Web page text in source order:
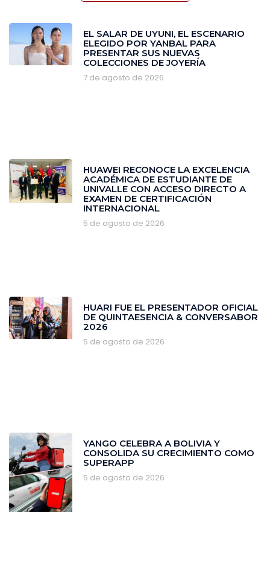
EL SALAR DE UYUNI, EL ESCENARIO
ELEGIDO POR YANBAL PARA
PRESENTAR SUS NUEVAS
COLECCIONES DE JOYERÍA
7 de agosto de 2026
HUAWEI RECONOCE LA EXCELENCIA
ACADÉMICA DE ESTUDIANTE DE
UNIVALLE CON ACCESO DIRECTO A
EXAMEN DE CERTIFICACIÓN
INTERNACIONAL
5 de agosto de 2026
HUARI FUE EL PRESENTADOR OFICIAL
DE QUINTAESENCIA & CONVERSABOR
2026
5 de agosto de 2026
YANGO CELEBRA A BOLIVIA Y
CONSOLIDA SU CRECIMIENTO COMO
SUPERAPP
5 de agosto de 2026